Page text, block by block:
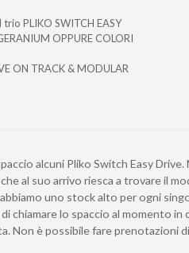
PLIKO SWITCH EASY
OPPURE COLORI
ON TRACK & MODULAR
alcuni Pliko Switch Easy Drive.
al suo arrivo riesca a trovare il
uno stock alto per ogni
chiamare lo spaccio al momento in
Non è possibile fare prenotazioni di